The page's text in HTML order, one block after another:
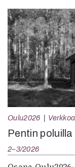
Oulu2026
Pentin
2–3/2026